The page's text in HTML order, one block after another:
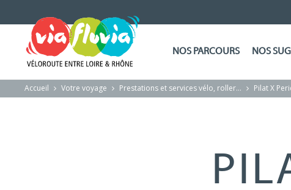
NOS PARCOURS NOS
Accueil Votre voyage Prestations et services vélo, roller… Pilat X